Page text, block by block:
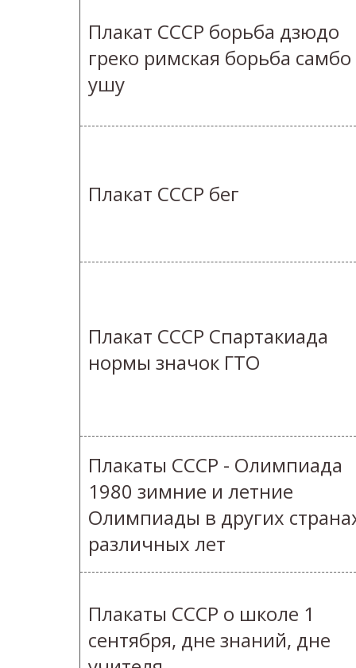
Плакат СССР борьба дзюдо
греко римская борьба самбо
ушу
Плакат СССР бег
Плакат СССР Спартакиада
нормы значок ГТО
Плакаты СССР - Олимпиада
1980 зимние и летние
Олимпиады в других
различных лет
Плакаты СССР о школе 1
сентября, дне знаний, дне